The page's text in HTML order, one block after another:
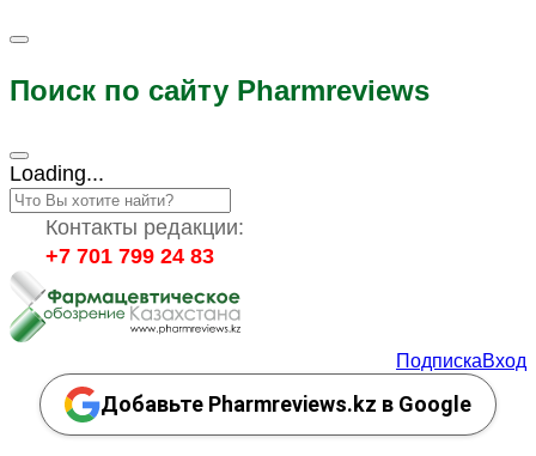
Поиск по сайту Pharmreviews
Loading...
Контакты редакции:
+7 701 799 24 83
ПодпискаВход
Добавьте Pharmreviews.kz в Google